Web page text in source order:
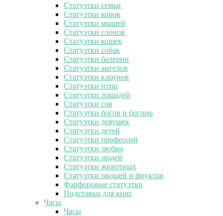
Статуэтки семьи
Статуэтки коров
Статуэтки мышей
Статуэтки слонов
Статуэтки кошек
Статуэтки собак
Статуэтки балерин
Статуэтки ангелов
Статуэтки клоунов
Статуэтки птиц
Статуэтки лошадей
Статуэтки сов
Статуэтки богов и богинь
Статуэтки девушек
Статуэтки детей
Статуэтки профессий
Статуэтки любви
Статуэтки людей
Статуэтки животных
Статуэтки овощей и фруктов
Фарфоровые статуэтки
Подставки для книг
Часы
Часы